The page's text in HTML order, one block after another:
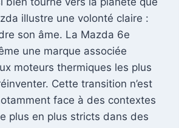
illustre une volonté claire :
son âme. La Mazda 6e
une marque associée
moteurs thermiques les plus
Cette transition n’est
face à des contextes
plus en plus stricts dans des